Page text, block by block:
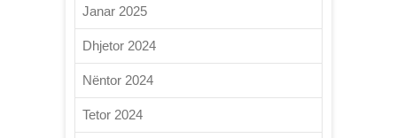
Janar 2025
Dhjetor 2024
Nëntor 2024
Tetor 2024